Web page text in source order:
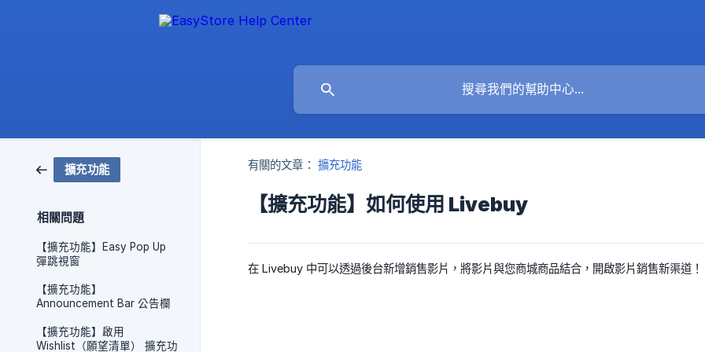
擴充功能
相關問題
【擴充功能】Easy Pop Up
彈跳視窗
【擴充功能】
Announcement Bar 公告欄
【擴充功能】啟用
Wishlist（願望清單） 擴充功
有關的文章： 擴充功能
【擴充功能】如何使用 Livebuy
在 Livebuy 中可以透過後台新增銷售影片，將影片與您商城商品結合，開啟影片銷售新渠道！